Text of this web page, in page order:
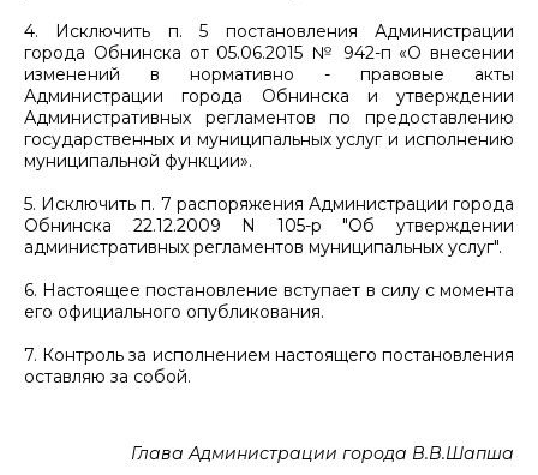
4. Исключить п. 5 постановления Администрации
города Обнинска от 05.06.2015 № 942-п «О внесении
изменений в нормативно - правовые акты
Администрации города Обнинска и утверждении
Административных регламентов по предоставлению
государственных и муниципальных услуг и исполнению
муниципальной функции».
5. Исключить п. 7 распоряжения Администрации города
Обнинска 22.12.2009 N 105-р "Об утверждении
административных регламентов муниципальных услуг".
6. Настоящее постановление вступает в силу с момента
его официального опубликования.
7. Контроль за исполнением настоящего постановления
оставляю за собой.
Глава Администрации города В.В.Шапша